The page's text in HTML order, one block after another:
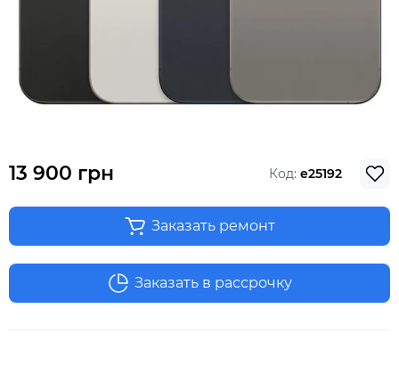
13 900 грн Код: e25192
Заказать ремонт
Заказать в рассрочку